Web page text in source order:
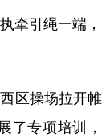
牵引绳一端，
区操场拉开帷
了专项培训，